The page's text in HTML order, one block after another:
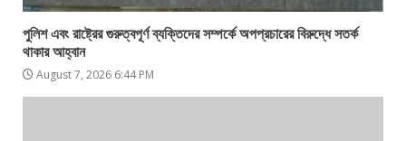
পুলিশ এবং রাষ্ট্রের গুরুত্বপূর্ণ ব্যক্তিদের সম্পর্কে অপপ্রচারের বিরুদ্ধে সতর্ক
থাকার আহ্বান
August 7, 2026 6:44 PM